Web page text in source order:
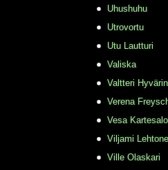
Uhushuhu
Utrovortu
Utu Lautturi
Valiska
Valtteri
Verena
Vesa Kartesalo
Viljami
Ville Olaskari